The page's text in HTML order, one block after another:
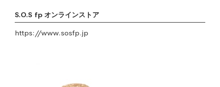
S.O.S fp オンラインストア
https://www.sosfp.jp